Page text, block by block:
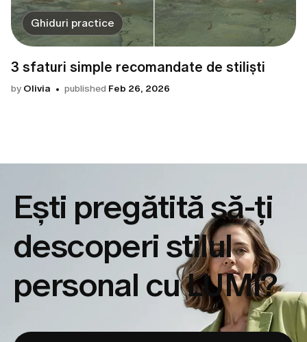
Ghiduri practice
3 sfaturi simple recomandate de stiliști
by Olivia published Feb 26, 2026
Ești pregătită să-ți
descoperi stilul
personal cu LUMI?